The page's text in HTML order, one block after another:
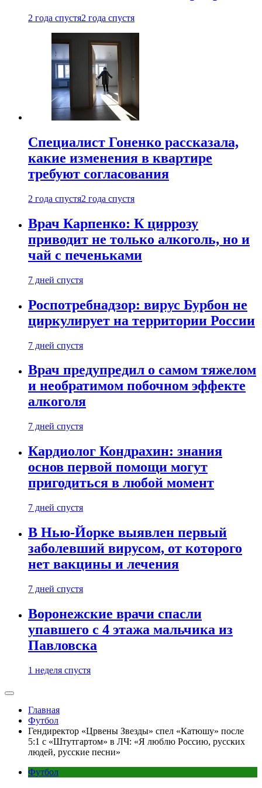
2 года спустя2 года спустя
Специалист Гоненко рассказала,
какие изменения в квартире
требуют согласования
2 года спустя2 года спустя
Врач Карпенко: К циррозу
приводит не только алкоголь, но и
чай с печеньками
7 дней спустя
Роспотребнадзор: вирус Бурбон не
циркулирует на территории России
7 дней спустя
Врач предупредил о самом тяжелом
и необратимом побочном эффекте
алкоголя
7 дней спустя
Кардиолог Кондрахин: знания
основ первой помощи могут
пригодиться в любой момент
7 дней спустя
В Нью-Йорке выявлен первый
заболевший вирусом, от которого
нет вакцины и лечения
7 дней спустя
Воронежские врачи спасли
упавшего с 4 этажа мальчика из
Павловска
1 неделя спустя
Главная
Футбол
Гендиректор «Црвены Звезды» спел «Катюшу» после
5:1 с «Штутгартом» в ЛЧ: «Я люблю Россию, русских
людей, русские песни»
Футбол